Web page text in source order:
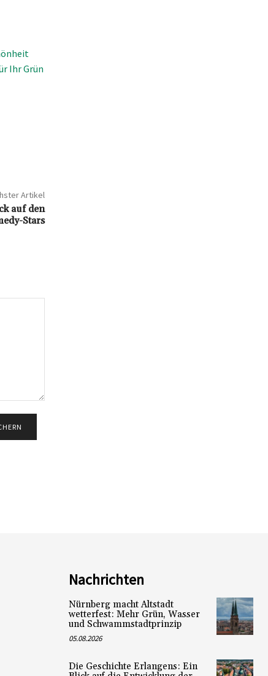
Ihr Grün
Artikel
auf den
Stars
Nachrichten
Nürnberg macht Altstadt
wetterfest: Mehr Grün, Wasser
und Schwammstadtprinzip
05.08.2026
Die Geschichte Erlangens: Ein